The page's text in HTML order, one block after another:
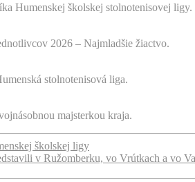
Humenskej školskej stolnotenisovej ligy.
2026 – Najmladšie žiactvo.
stolnotenisová liga.
majsterkou kraja.
školskej ligy
v Ružomberku, vo Vrútkach a vo